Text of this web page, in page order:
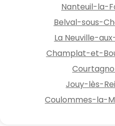
Nanteuil-la-
Belval-sous-
La Neuville-
Champlat-et-
Jouy-lès-
Coulommes-la-